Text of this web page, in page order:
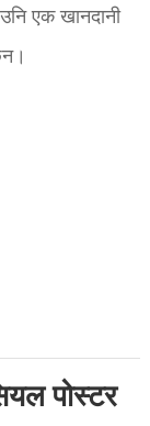
एक खानदानी
पोस्टर